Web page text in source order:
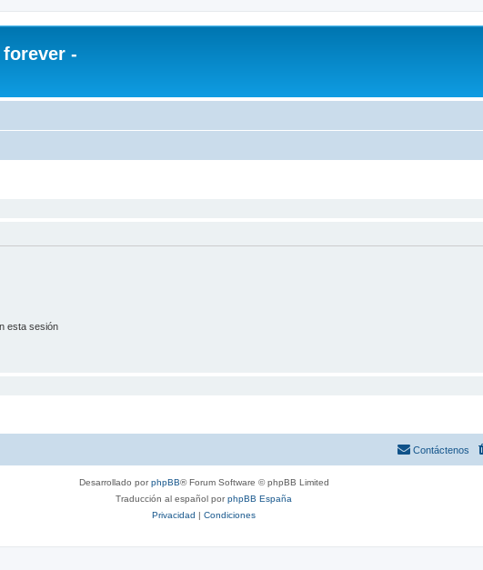
forever -
esta sesión
Contáctenos
Desarrollado porphpBB® Forum Software © phpBB Limited
Traducción al español porphpBB España
Privacidad | Condiciones